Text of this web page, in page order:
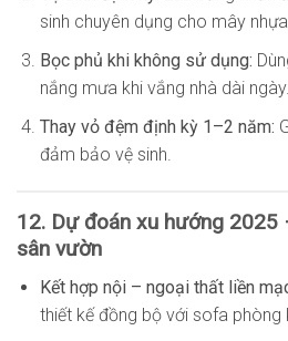
sinh chuyên dụng cho mây
Bọc phủ khi không sử dụng:
nắng mưa khi vắng nhà dài ngày.
Thay vỏ đệm định kỳ 1–2 năm:
đảm bảo vệ sinh.
12. Dự đoán xu hướng
sân vườn
Kết hợp nội – ngoại thất liền
thiết kế đồng bộ với sofa phòng